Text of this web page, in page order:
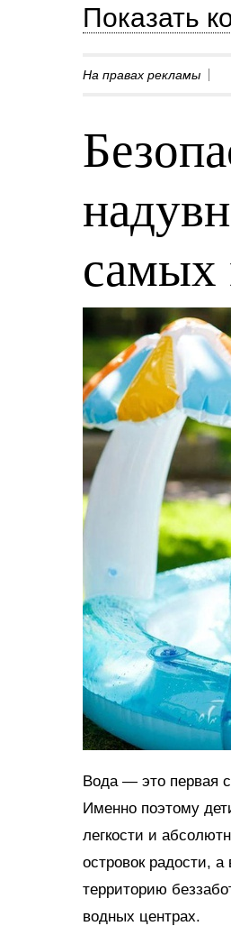
Показать
На правах рекламы
самых
Вода — это первая
Именно поэтому
легкости и
островок радости,
территорию
водных центрах.